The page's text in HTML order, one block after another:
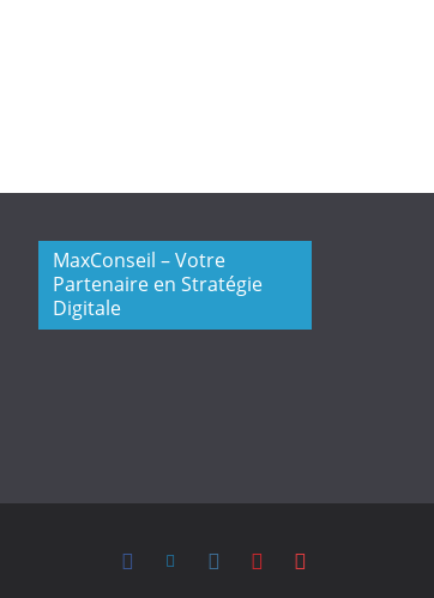
MaxConseil – Votre
Partenaire en Stratégie
Digitale